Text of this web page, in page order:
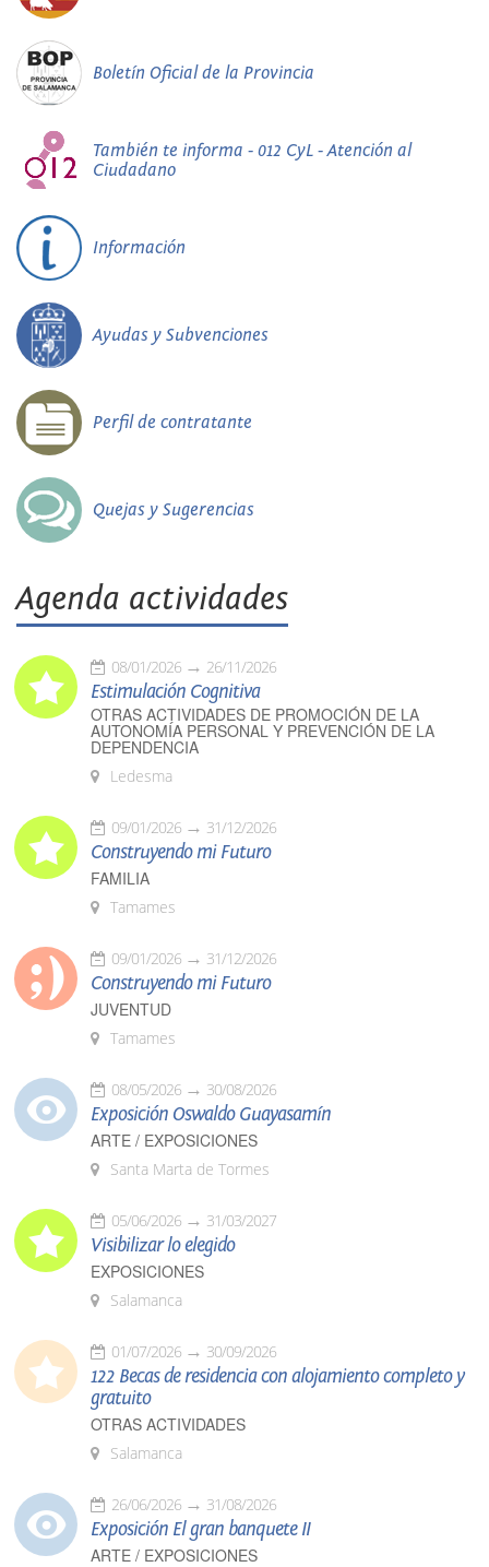
Boletín Oficial de la Provincia
También te informa - 012 CyL - Atención al
Ciudadano
Información
Ayudas y Subvenciones
Perfil de contratante
Quejas y Sugerencias
Agenda actividades
08/01/2026 26/11/2026
Estimulación Cognitiva
OTRAS ACTIVIDADES DE PROMOCIÓN DE LA
AUTONOMÍA PERSONAL Y PREVENCIÓN DE LA
DEPENDENCIA
Ledesma
09/01/2026 31/12/2026
Construyendo mi Futuro
FAMILIA
Tamames
09/01/2026 31/12/2026
Construyendo mi Futuro
JUVENTUD
Tamames
08/05/2026 30/08/2026
Exposición Oswaldo Guayasamín
ARTE / EXPOSICIONES
Santa Marta de Tormes
05/06/2026 31/03/2027
Visibilizar lo elegido
EXPOSICIONES
Salamanca
01/07/2026 30/09/2026
122 Becas de residencia con alojamiento completo y
gratuito
OTRAS ACTIVIDADES
Salamanca
26/06/2026 31/08/2026
Exposición El gran banquete II
ARTE / EXPOSICIONES